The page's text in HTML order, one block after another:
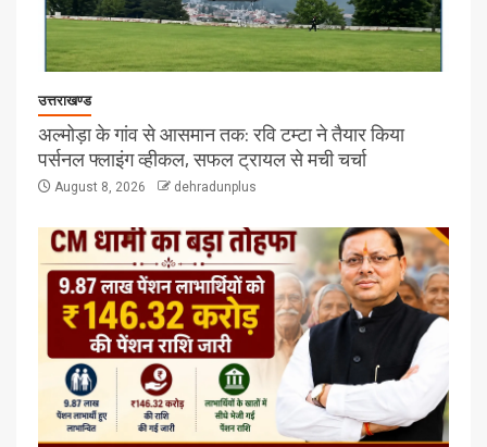
उत्तराखण्ड
अल्मोड़ा के गांव से आसमान तक: रवि टम्टा ने तैयार किया
पर्सनल फ्लाइंग व्हीकल, सफल ट्रायल से मची चर्चा
August 8, 2026 dehradunplus